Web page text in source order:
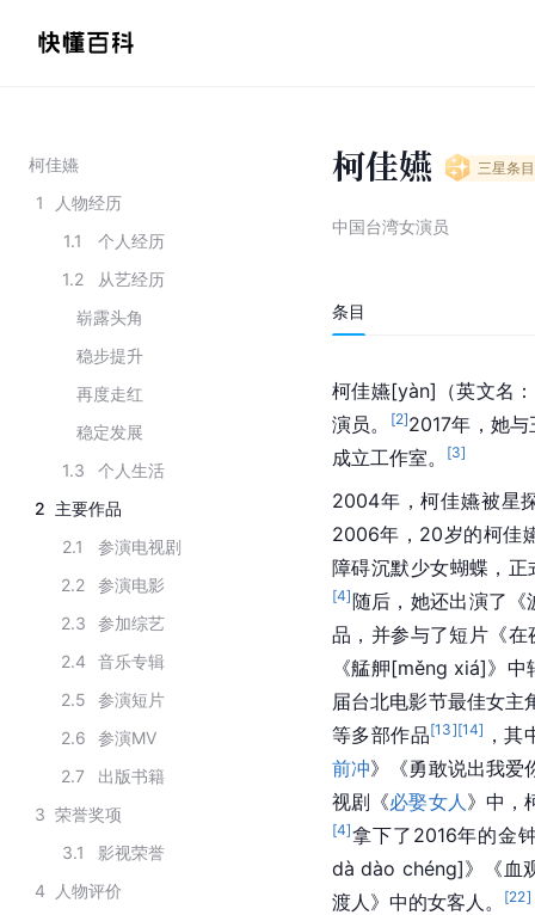
柯佳嬿
1
人物经历
1.1
个人经历
1.2
从艺经历
崭露头角
稳步提升
再度走红
稳定发展
1.3
个人生活
2 主要作品
2.1
参演电视剧
2.2
参演电影
2.3
参加综艺
2.4
音乐专辑
2.5
参演短片
2.6
参演MV
2.7
出版书籍
3 荣誉奖项
3.1
影视荣誉
4
人物评价
柯佳嬿 三星条目
中国台湾女演员
条目
柯佳嬿[yàn]（英文名
演员。
[2]2017年，她
成立工作室。
[3]
2004年，柯佳嬿被星
2006年，20岁的柯佳
障碍沉默少女蝴蝶，正
[4]随后，她还出演了
品，并参与了短片《
《艋舺[měng xiá]》
届台北电影节最佳女主
等多部作品[13][14] ，
前冲》《勇敢说出我爱
视剧《必娶女人 》中，
[4]拿下了2016年的金
dà dào chéng]》《血
渡人》中的女客人。
[22]